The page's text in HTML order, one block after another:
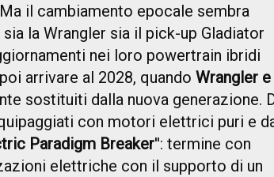
il cambiamento epocale sembra
la Wrangler sia il pick-up Gladiator
nei loro powertrain ibridi
arrivare al 2028, quando Wrangler e
sostituiti dalla nuova generazione.
con motori elettrici puri e
Paradigm Breaker'': termine con
elettriche con il supporto di un